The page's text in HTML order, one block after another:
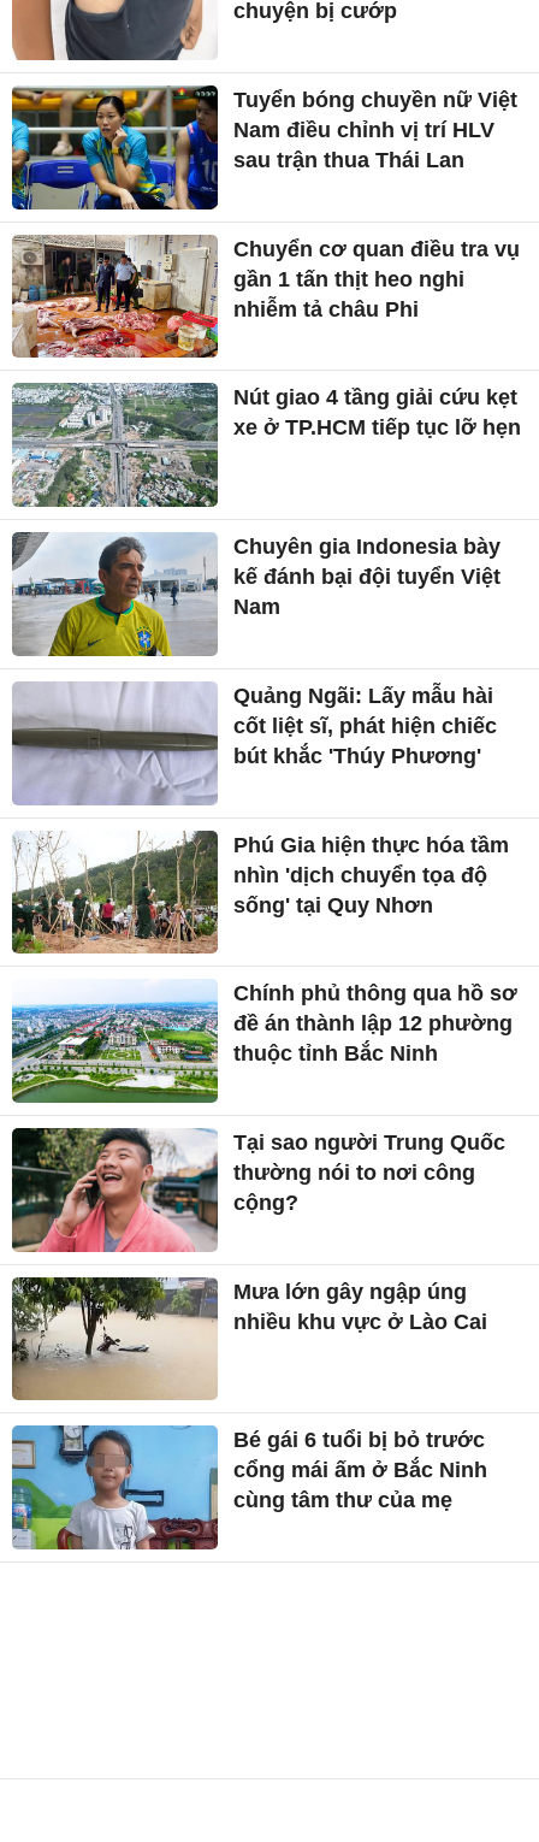
chuyện bị cướp
Tuyển bóng chuyền nữ Việt
Nam điều chỉnh vị trí HLV
sau trận thua Thái Lan
Chuyển cơ quan điều tra vụ
gần 1 tấn thịt heo nghi
nhiễm tả châu Phi
Nút giao 4 tầng giải cứu kẹt
xe ở TP.HCM tiếp tục lỡ hẹn
Chuyên gia Indonesia bày
kế đánh bại đội tuyển Việt
Nam
Quảng Ngãi: Lấy mẫu hài
cốt liệt sĩ, phát hiện chiếc
bút khắc 'Thúy Phương'
Phú Gia hiện thực hóa tầm
nhìn 'dịch chuyển tọa độ
sống' tại Quy Nhơn
Chính phủ thông qua hồ sơ
đề án thành lập 12 phường
thuộc tỉnh Bắc Ninh
Tại sao người Trung Quốc
thường nói to nơi công
cộng?
Mưa lớn gây ngập úng
nhiều khu vực ở Lào Cai
Bé gái 6 tuổi bị bỏ trước
cổng mái ấm ở Bắc Ninh
cùng tâm thư của mẹ